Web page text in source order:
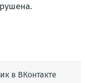
в ВКонтакте